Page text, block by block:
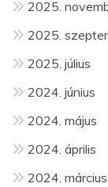
2025.
2025.
2025. július
2024. június
2024. május
2024. április
2024. március